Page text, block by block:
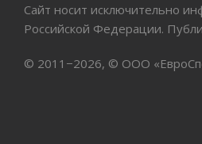
Сайт носит исключительно
Российской Федерации.
© 2011−2026, © ООО